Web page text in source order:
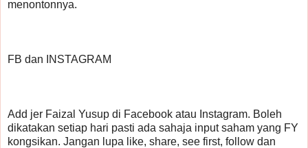
menontonnya.
FB dan INSTAGRAM
Add jer Faizal Yusup di Facebook atau Instagram. Boleh
dikatakan setiap hari pasti ada sahaja input saham yang FY
kongsikan. Jangan lupa like, share, see first, follow dan